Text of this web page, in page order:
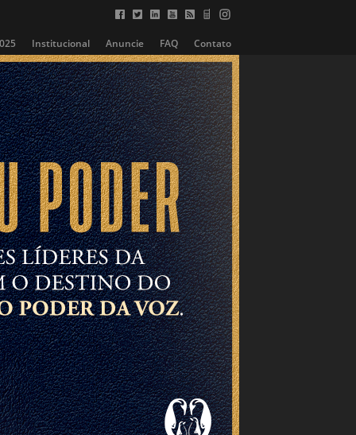
Institucional Anuncie FAQ Contato